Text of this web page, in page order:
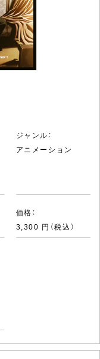
ジャンル：
アニメーション
価格：
3,300 円（税込）